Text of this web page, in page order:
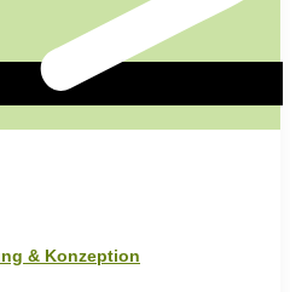
& Konzeption